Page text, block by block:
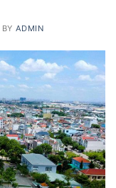
BY ADMIN